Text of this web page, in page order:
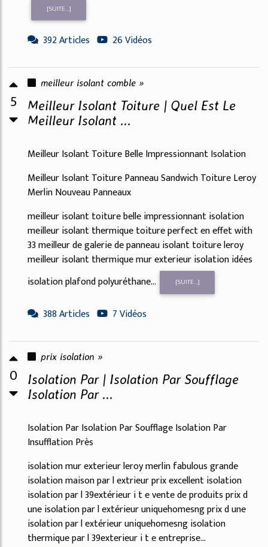
[SUITE...]
392 Articles 26 Vidéos
5
meilleur isolant comble »
Meilleur Isolant Toiture | Quel Est Le
Meilleur Isolant ...
Meilleur Isolant Toiture Belle Impressionnant Isolation
Meilleur Isolant Toiture Panneau Sandwich Toiture Leroy
Merlin Nouveau Panneaux
meilleur isolant toiture belle impressionnant isolation
meilleur isolant thermique toiture perfect en effet with
33 meilleur de galerie de panneau isolant toiture leroy
meilleur isolant thermique mur exterieur isolation idées
isolation plafond polyuréthane...
[SUITE...]
388 Articles 7 Vidéos
0
prix isolation »
Isolation Par | Isolation Par Soufflage
Isolation Par ...
Isolation Par Isolation Par Soufflage Isolation Par
Insufflation Près
isolation mur exterieur leroy merlin fabulous grande
isolation maison par l extrieur prix excellent isolation
isolation par l 39extérieur i t e vente de produits prix d
une isolation par l extérieur uniquehomesng prix d une
isolation par l extérieur uniquehomesng isolation
thermique par l 39exterieur i t e entreprise...